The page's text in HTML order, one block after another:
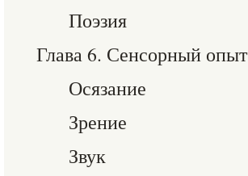
Поэзия
Глава 6. Сенсорный опыт
Осязание
Зрение
Звук